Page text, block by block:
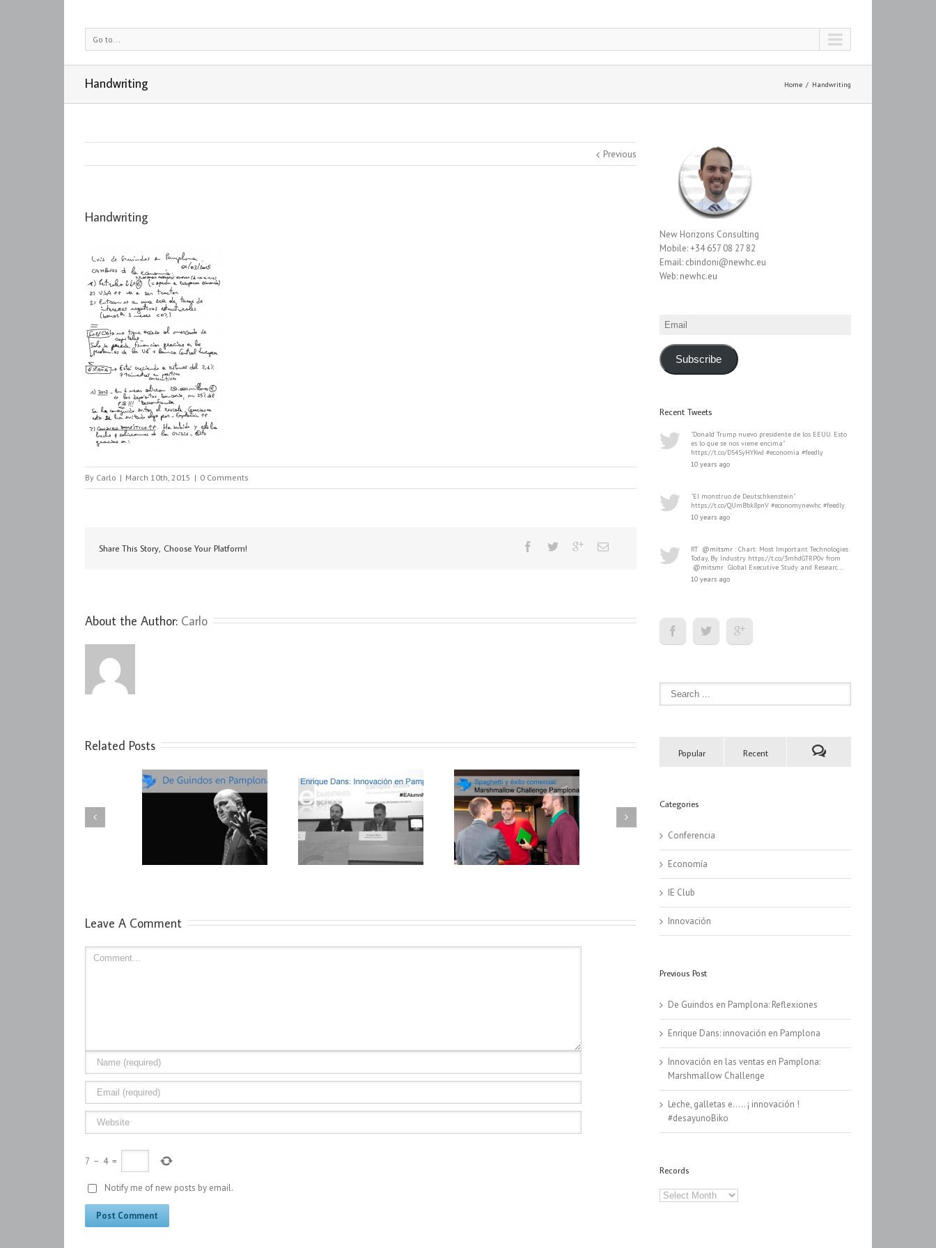
Go to...
Handwriting Home Handwriting
Previous
Handwriting
By Carlo | March 10th, 2015 | 0 Comments
Share This Story, Choose Your Platform!
About the Author: Carlo
Related Posts
De Guindos en Pamplona:
Enrique Dans: innovación en
Pamplona
Innovación en las ventas en
Pamplona: Marshmallow
Leche, galletas e….. ¡
innovación ! #desayunoBiko
Leave A Comment
7 − 4 =
Notify me of new posts by email.
New Horizons Consulting
Mobile: +34 657 08 27 82
Email: cbindoni@newhc.eu
Web: newhc.eu
Email
Subscribe
Recent Tweets
"Donald Trump nuevo presidente de los EEUU. Esto
es lo que se nos viene encima"
https://t.co/D54SyHYKwJ #economia #feedly
10 years ago
"El monstruo de Deutschkenstein"
https://t.co/QUmBbk8pnV #economynewhc #feedly
10 years ago
RT @mitsmr : Chart: Most Important Technologies
Today, By Industry https://t.co/3mhdGTRP0v from
@mitsmr Global Executive Study and Researc…
10 years ago
Popular Recent
Categories
Conferencia
Economía
IE Club
Innovación
Previous Post
De Guindos en Pamplona: Reflexiones
Enrique Dans: innovación en Pamplona
Innovación en las ventas en Pamplona:
Marshmallow Challenge
Leche, galletas e….. ¡ innovación !
#desayunoBiko
Records
Records